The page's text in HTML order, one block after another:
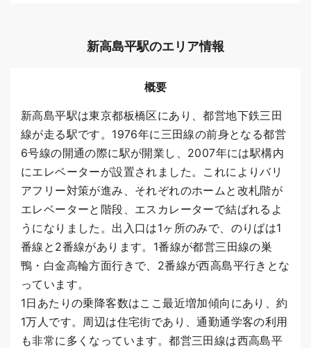
新高島平駅のエリア情報
概要
新高島平駅は東京都板橋区にあり、都営地下鉄三田
線が走る駅です。1976年に三田線の前身となる都営
6号線の開通の際に駅が開業し、2007年には駅構内
にエレベーターが設置されました。これによりバリ
アフリー対策が進み、それぞれのホームと改札階が
エレベーターと階段、エスカレーターで結ばれるよ
うになりました。出入口は1ヶ所のみで、のりばは1
番線と2番線があります。1番線が都営三田線の巣
鴨・白金高輪方面行きで、2番線が西高島平行きとな
っています。
1日あたりの乗降客数はここ最近増加傾向にあり、約
1万人です。周辺は住宅街であり、通勤通学客の利用
も非常に多くなっています。都営三田線は西高島平